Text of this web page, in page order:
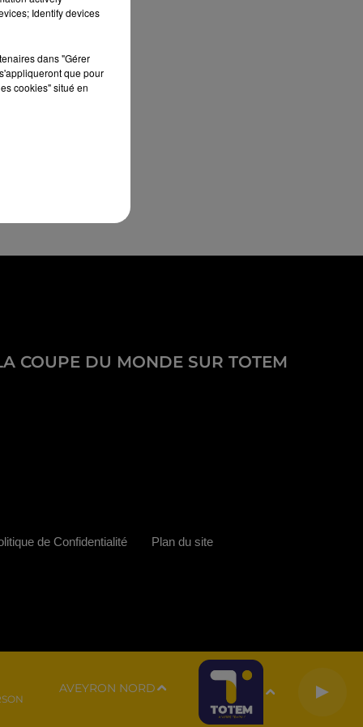
COUPE DU MONDE SUR TOTEM
AVEYRON NORD
de Confidentialité Plan du site
Identify devices
dans "Gérer
que pour
cookies" situé en